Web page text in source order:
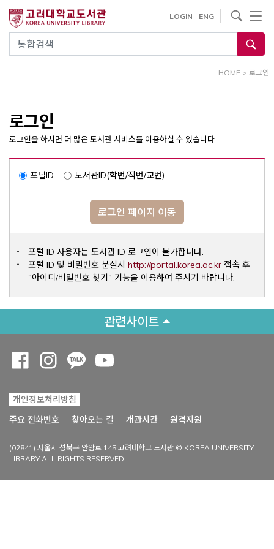
건
통합검색
LOGIN ENG
사이트내 검색
HOME > 로그인
로그인
로그인을 하시면 더 많은 도서관 서비스를 이용하실 수 있습니다.
포털ID 도서관ID(학번/직번/교번)
로그인 페이지 이동
포털 ID 사용자는 도서관 ID 로그인이 불가합니다.
포털 ID 및 비밀번호 분실시 http://portal.korea.ac.krOpens a
접속 후
"아이디/비밀번호 찾기" 기능을 이용하여 주시기 바랍니다.
관련사이트
개인정보처리방침
주요 전화번호
찾아오는 길 개관시간 원격지원
(02841) 서울시 성북구 안암로 145 고려대학교 도서관 © KOREA UNIVERSITY
LIBRARY ALL RIGHTS RESERVED.
Opens a new window
Opens a new window
Opens a new window